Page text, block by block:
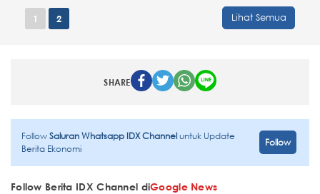
1 2 Lihat Semua
SHARE
FollowSaluran Whatsapp IDX Channeluntuk Update
Berita Ekonomi
Follow
Follow Berita IDX Channel diGoogle News